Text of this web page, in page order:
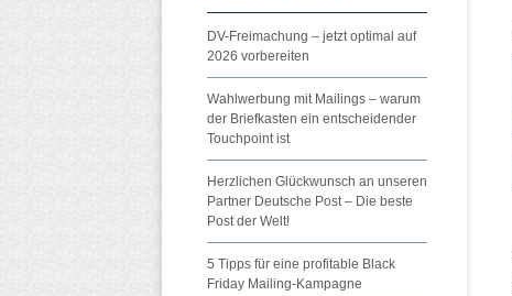
DV-Freimachung – jetzt optimal auf
2026 vorbereiten
Wahlwerbung mit Mailings – warum
der Briefkasten ein entscheidender
Touchpoint ist
Herzlichen Glückwunsch an unseren
Partner Deutsche Post – Die beste
Post der Welt!
5 Tipps für eine profitable Black
Friday Mailing-Kampagne